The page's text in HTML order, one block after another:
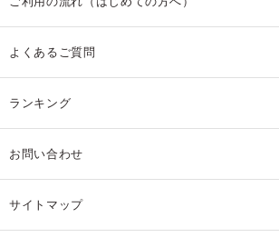
よくあるご質問
ランキング
お問い合わせ
サイトマップ